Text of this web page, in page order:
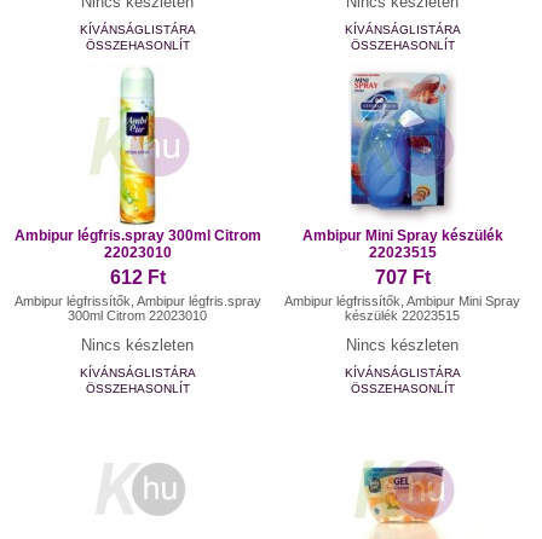
KÍVÁNSÁGLISTÁRA
ÖSSZEHASONLÍT
KÍVÁNSÁGLISTÁRA
ÖSSZEHASONLÍT
Ambipur légfris.spray 300ml Citrom
22023010
612 Ft
Ambipur légfrissítők, Ambipur légfris.spray
300ml Citrom 22023010
Nincs készleten
KÍVÁNSÁGLISTÁRA
ÖSSZEHASONLÍT
Ambipur Mini Spray készülék
22023515
707 Ft
Ambipur légfrissítők, Ambipur Mini Spray
készülék 22023515
Nincs készleten
KÍVÁNSÁGLISTÁRA
ÖSSZEHASONLÍT